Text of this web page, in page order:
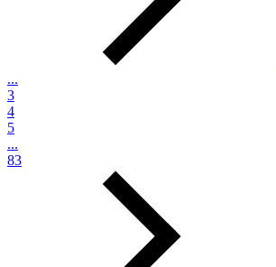
...
3
4
5
...
83